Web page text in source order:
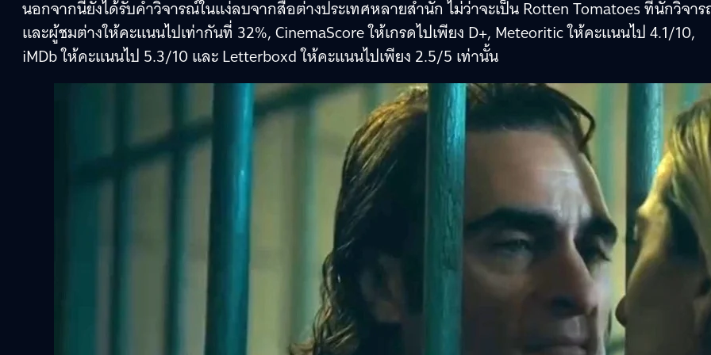
นอกจากนี้ยังได้รับคำวิจารณ์ในแง่ลบจากสื่อต่างประเทศหลายสำนัก ไม่ว่าจะเป็น Rotten Tomatoes ที่นักวิจา
และผู้ชมต่างให้คะแนนไปเท่ากันที่ 32%, CinemaScore ให้เกรดไปเพียง D+, Meteoritic ให้คะแนนไป 4.1/10,
iMDb ให้คะแนนไป 5.3/10 และ Letterboxd ให้คะแนนไปเพียง 2.5/5 เท่านั้น